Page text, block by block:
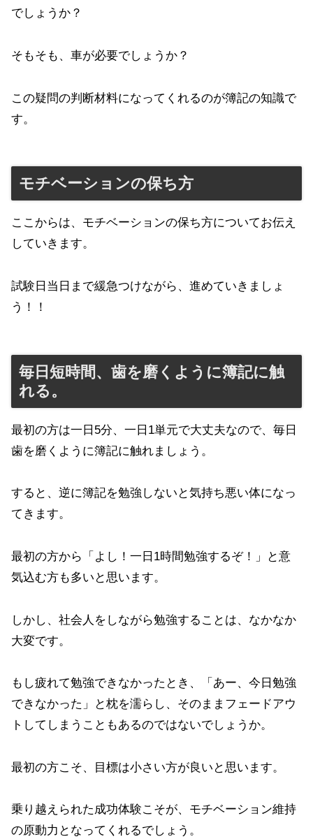
でしょうか？
そもそも、車が必要でしょうか？
この疑問の判断材料になってくれるのが簿記の知識で
す。
モチベーションの保ち方
ここからは、モチベーションの保ち方についてお伝え
していきます。
試験日当日まで緩急つけながら、進めていきましょ
う！！
毎日短時間、歯を磨くように簿記に触
れる。
最初の方は一日5分、一日1単元で大丈夫なので、毎日
歯を磨くように簿記に触れましょう。
すると、逆に簿記を勉強しないと気持ち悪い体になっ
てきます。
最初の方から「よし！一日1時間勉強するぞ！」と意
気込む方も多いと思います。
しかし、社会人をしながら勉強することは、なかなか
大変です。
もし疲れて勉強できなかったとき、「あー、今日勉強
できなかった」と枕を濡らし、そのままフェードアウ
トしてしまうこともあるのではないでしょうか。
最初の方こそ、目標は小さい方が良いと思います。
乗り越えられた成功体験こそが、モチベーション維持
の原動力となってくれるでしょう。